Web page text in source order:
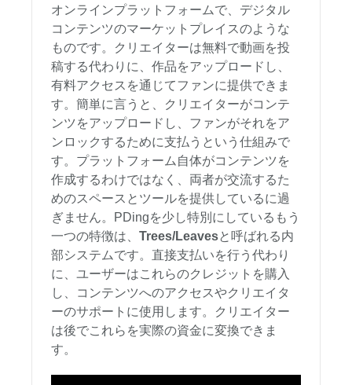
オンラインプラットフォームで、デジタル
コンテンツのマーケットプレイスのような
ものです。クリエイターは無料で動画を投
稿する代わりに、作品をアップロードし、
有料アクセスを通じてファンに提供できま
す。簡単に言うと、クリエイターがコンテ
ンツをアップロードし、ファンがそれをア
ンロックするために支払うという仕組みで
す。プラットフォーム自体がコンテンツを
作成するわけではなく、両者が交流するた
めのスペースとツールを提供しているに過
ぎません。PDingを少し特別にしているもう
一つの特徴は、 Trees/Leavesと呼ばれる内
部システムです。直接支払いを行う代わり
に、ユーザーはこれらのクレジットを購入
し、コンテンツへのアクセスやクリエイタ
ーのサポートに使用します。クリエイター
は後でこれらを実際の資金に変換できま
す。